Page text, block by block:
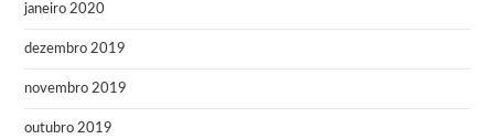
janeiro 2020
dezembro 2019
novembro 2019
outubro 2019